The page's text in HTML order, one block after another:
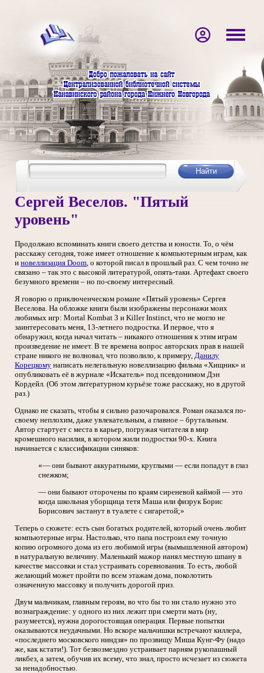
Сергей Веселов. "Пятый
уровень"
Продолжаю вспоминать книги своего детства и юности. То, о чём
расскажу сегодня, тоже имеет отношение к компьютерным играм, как
и новеллизация Doom, о которой писал в прошлый раз. С чем точно не
связано – так это с высокой литературой, опять-таки. Артефакт своего
безумного времени – но по-своему интересный.
Я говорю о приключенческом романе «Пятый уровень» Сергея
Веселова. На обложке книги были изображены персонажи моих
любимых игр: Mortal Kombat 3 и Killer Instinct, что не могло не
заинтересовать меня, 13-летнего подростка. И первое, что я
обнаружил, когда начал читать – никакого отношения к этим играм
произведение не имеет. В те времена вопрос авторских прав в нашей
стране никого не волновал, что позволило, к примеру, Данилу
Корецкому написать нелегальную новеллизацию фильма «Хищник» и
опубликовать её в журнале «Искатель» под псевдонимом Дэн
Кордейл. (Об этом литературном курьёзе тоже расскажу, но в другой
раз.)
Однако не сказать, чтобы я сильно разочаровался. Роман оказался по-
своему неплохим, даже увлекательным, а главное – брутальным.
Автор стартует с места в карьер, погружая читателя в мир
кромешного насилия, в котором жили подростки 90-х. Книга
начинается с классификации синяков:
«— они бывают аккуратными, круглыми — если попадут в глаз
снежком;
— они бывают оторочены по краям сиреневой каймой — это
когда школьная уборщица тетя Маша или физрук Борис
Борисович застанут в туалете с сигаретой;»
Теперь о сюжете: есть сын богатых родителей, который очень любит
компьютерные игры. Настолько, что папа построил ему точную
копию огромного дома из его любимой игры (вымышленной автором)
в натуральную величину. Маленький мажор нанял местную шпану в
качестве массовки и стал устраивать соревнования. То есть, любой
желающий может пройти по всем этажам дома, поколотить
означенную массовку и получить дорогой приз.
Двум мальчикам, главным героям, во что бы то ни стало нужно это
вознаграждение: у одного из них лежит при смерти мать (ну,
разумеется), нужна дорогостоящая операция. Первые попытки
оказываются неудачными. Но вскоре мальчишки встречают киллера,
«последнего московского ниндзя» по прозвищу Миша Кунг-Фу (надо
же, как кстати!). Тот безвозмездно устраивает парням рукопашный
ликбез, а затем, обучив их всему, что знал, просто исчезает из сюжета
за ненадобностью.